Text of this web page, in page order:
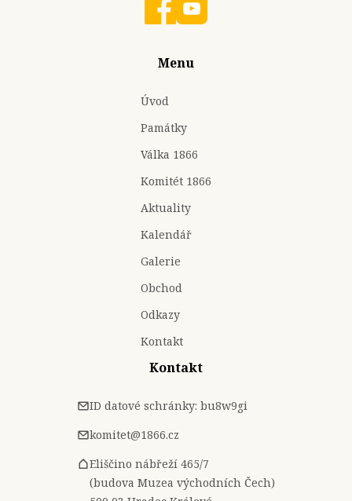
Menu
Úvod
Památky
Válka 1866
Komitét 1866
Aktuality
Kalendář
Galerie
Obchod
Odkazy
Kontakt
Kontakt
ID datové schránky: bu8w9gi
komitet@1866.cz
Eliščino nábřeží 465/7
(budova Muzea východních Čech)